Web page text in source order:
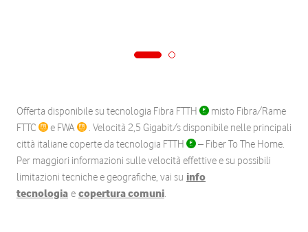
Offerta disponibile su tecnologia Fibra FTTH
misto Fibra/Rame
FTTC
e FWA
. Velocità 2,5 Gigabit/s disponibile nelle principali
città italiane coperte da tecnologia FTTH
– Fiber To The Home.
Per maggiori informazioni sulle velocità effettive e su possibili
limitazioni tecniche e geografiche, vai su info
tecnologia e copertura comuni.